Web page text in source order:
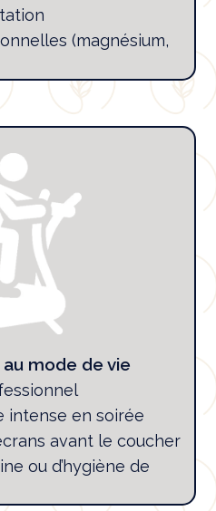
(magnésium,
mode de vie
intense en soirée
avant le coucher
ou d’hygiène de